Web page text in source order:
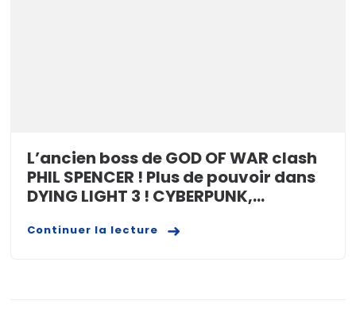
L’ancien boss de GOD OF WAR clash
PHIL SPENCER ! Plus de pouvoir dans
DYING LIGHT 3 ! CYBERPUNK,…
Continuer la lecture